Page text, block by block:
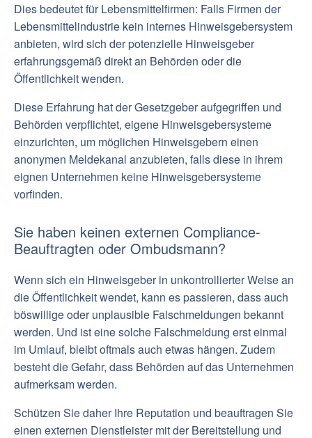
Dies bedeutet für Lebensmittelfirmen: Falls Firmen der
Lebensmittelindustrie kein internes Hinweisgebersystem
anbieten, wird sich der potenzielle Hinweisgeber
erfahrungsgemäß direkt an Behörden oder die
Öffentlichkeit wenden.
Diese Erfahrung hat der Gesetzgeber aufgegriffen und
Behörden verpflichtet, eigene Hinweisgebersysteme
einzurichten, um möglichen Hinweisgebern einen
anonymen Meldekanal anzubieten, falls diese in ihrem
eignen Unternehmen keine Hinweisgebersysteme
vorfinden.
Sie haben keinen externen Compliance-
Beauftragten oder Ombudsmann?
Wenn sich ein Hinweisgeber in unkontrollierter Weise an
die Öffentlichkeit wendet, kann es passieren, dass auch
böswillige oder unplausible Falschmeldungen bekannt
werden. Und ist eine solche Falschmeldung erst einmal
im Umlauf, bleibt oftmals auch etwas hängen. Zudem
besteht die Gefahr, dass Behörden auf das Unternehmen
aufmerksam werden.
Schützen Sie daher Ihre Reputation und beauftragen Sie
einen externen Dienstleister mit der Bereitstellung und